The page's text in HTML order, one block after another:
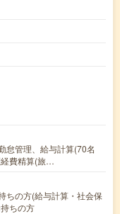
怠管理、給与計算(70名
費精算(旅…
ちの方(給与計算・社会保
ちの方